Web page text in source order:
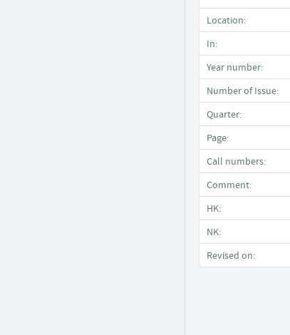
Location:
In:
Year number:
Number of Issue:
Quarter:
Page:
Call numbers:
Comment:
HK:
NK:
Revised on: